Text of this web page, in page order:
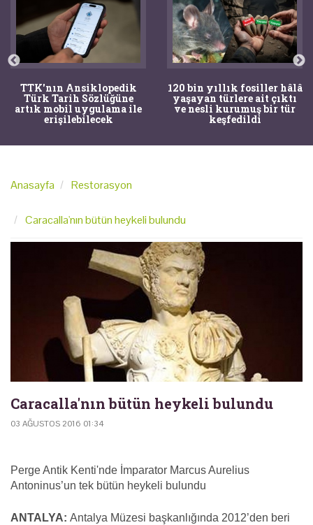
TTK'nın Ansiklopedik
Türk Tarih Sözlüğüne
artık mobil uygulama ile
erişilebilecek
120 bin yıllık fosiller hâlâ
yaşayan türlere ait çıktı
ve nesli kurumuş bir tür
keşfedildi
Anasayfa Restorasyon
Caracalla'nın bütün heykeli bulundu
Caracalla'nın bütün heykeli bulundu
03 AĞUSTOS 2016 01:34
Perge Antik Kenti'nde İmparator Marcus Aurelius
Antoninus’un tek bütün heykeli bulundu
ANTALYA: Antalya Müzesi başkanlığında 2012’den beri